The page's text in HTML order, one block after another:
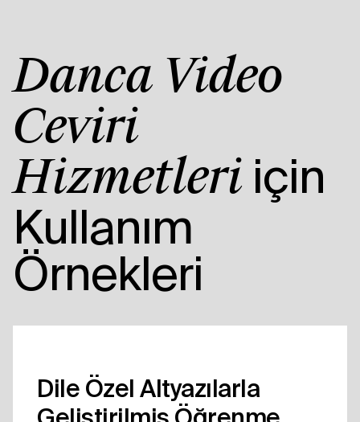
Danca Video
Çeviri
Hizmetleriiçin
Kullanım
Örnekleri
Dile Özel Altyazılarla